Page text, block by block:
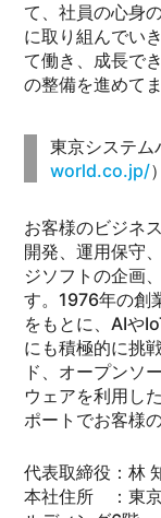
て、社員の心身
に取り組んでい
て働き、成長で
の整備を進めて
東京システム
world.co.jp/）
お客様のビジネ
開発、運用保守
ジソフトの企画
す。1976年の創
をもとに、AIや
にも積極的に挑
ド、オープンソ
ウェアを利用し
ポートでお客様
代表取締役：林
本社住所 ：東